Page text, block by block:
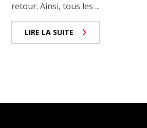
retour. Ainsi, tous les ...
LIRE LA SUITE